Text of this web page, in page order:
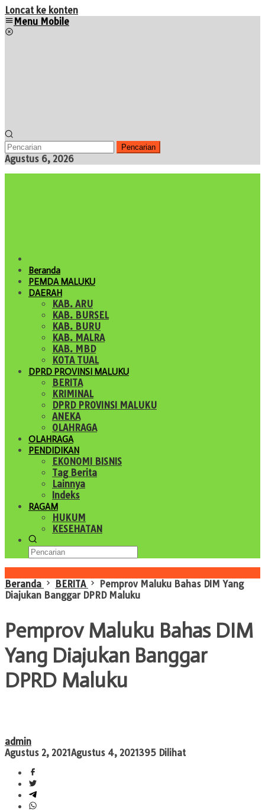
Loncat ke konten
Menu Mobile
Pencarian
Agustus 6, 2026
Beranda
PEMDA MALUKU
DAERAH
KAB. ARU
KAB. BURSEL
KAB. BURU
KAB. MALRA
KAB. MBD
KOTA TUAL
DPRD PROVINSI MALUKU
BERITA
KRIMINAL
DPRD PROVINSI MALUKU
ANEKA
OLAHRAGA
OLAHRAGA
PENDIDIKAN
EKONOMI BISNIS
Tag Berita
Lainnya
Indeks
RAGAM
HUKUM
KESEHATAN
Beranda
BERITA
Pemprov Maluku Bahas DIM Yang
Diajukan Banggar DPRD Maluku
Pemprov Maluku Bahas DIM
Yang Diajukan Banggar
DPRD Maluku
admin
Agustus 2, 2021Agustus 4, 2021395 Dilihat